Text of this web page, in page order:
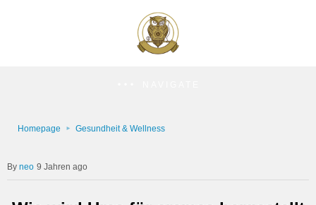
Homepage Gesundheit & Wellness
neo 9 Jahren ago